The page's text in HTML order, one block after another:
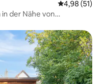
4,98 (51)
der Nähe von